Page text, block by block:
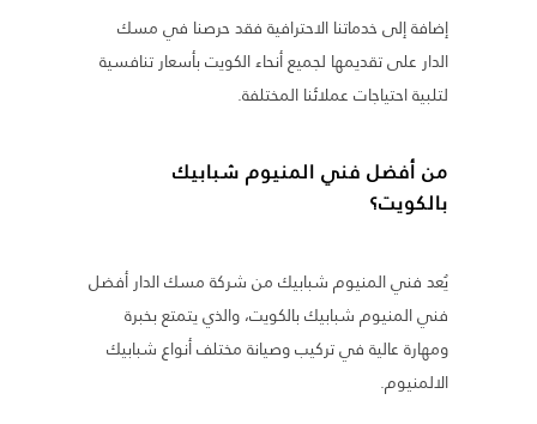
إضافة إلى خدماتنا الاحترافية فقد حرصنا في مسك
الدار على تقديمها لجميع أنحاء الكويت بأسعار تنافسية
لتلبية احتياجات عملائنا المختلفة.
من أفضل فني المنيوم شبابيك
بالكويت؟
يُعد فني المنيوم شبابيك من شركة مسك الدار أفضل
فني المنيوم شبابيك بالكويت، والذي يتمتع بخبرة
ومهارة عالية في تركيب وصيانة مختلف أنواع شبابيك
الالمنيوم.